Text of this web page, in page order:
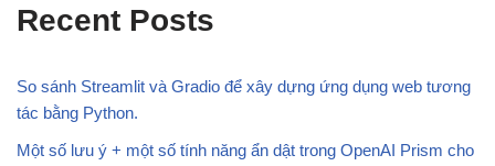
Recent Posts
So sánh Streamlit và Gradio để xây dựng ứng dụng web tương
tác bằng Python.
Một số lưu ý + một số tính năng ẩn dật trong OpenAI Prism cho